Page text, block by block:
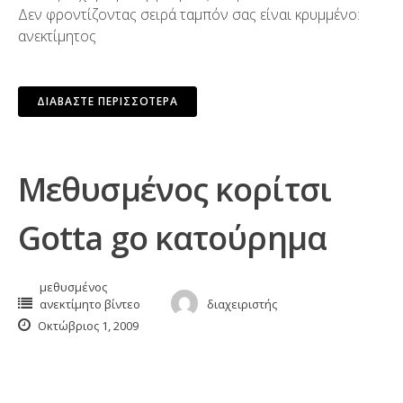
Δεν φροντίζοντας σειρά ταμπόν σας είναι κρυμμένο:
ανεκτίμητος
ΔΙΑΒΆΣΤΕ ΠΕΡΙΣΣΌΤΕΡΑ
Μεθυσμένος κορίτσι
Gotta go κατούρημα
μεθυσμένος
ανεκτίμητο βίντεο
διαχειριστής
Οκτώβριος 1, 2009